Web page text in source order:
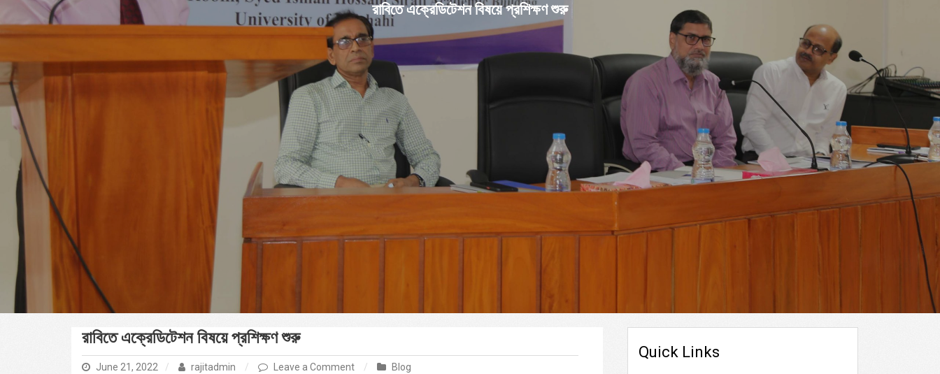
রাবিতে এক্রেডিটেশন বিষয়ে প্রশিক্ষণ শুরু
রাবিতে এক্রেডিটেশন বিষয়ে প্রশিক্ষণ শুরু
June 21, 2022 rajitadmin Leave a Comment
on
Blog
Quick Links